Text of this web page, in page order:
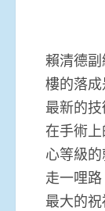
賴清德
樓的落
最新的
在手術
心等級
走一哩
最大的祝